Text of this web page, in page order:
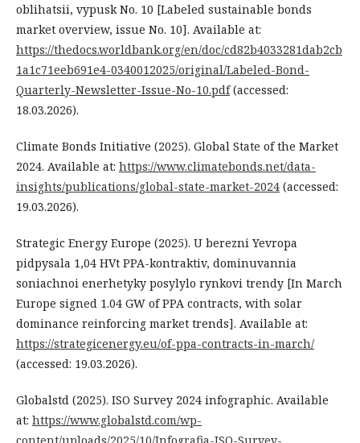
oblihatsii, vypusk No. 10 [Labeled sustainable bonds
market overview, issue No. 10]. Available at:
https://thedocs.worldbank.org/en/doc/cd82b4033281dab2cb
1a1c71eeb691e4-0340012025/original/Labeled-Bond-
Quarterly-Newsletter-Issue-No-10.pdf(accessed:
18.03.2026).
Climate Bonds Initiative (2025). Global State of the Market
2024. Available at: https://www.climatebonds.net/data-
insights/publications/global-state-market-2024 (accessed:
19.03.2026).
Strategic Energy Europe (2025). U berezni Yevropa
pidpysala 1,04 HVt PPA-kontraktiv, dominuvannia
soniachnoi enerhetyky posylylo rynkovi trendy [In March
Europe signed 1.04 GW of PPA contracts, with solar
dominance reinforcing market trends]. Available at:
https://strategicenergy.eu/of-ppa-contracts-in-march/
(accessed: 19.03.2026).
Globalstd (2025). ISO Survey 2024 infographic. Available
at: https://www.globalstd.com/wp-